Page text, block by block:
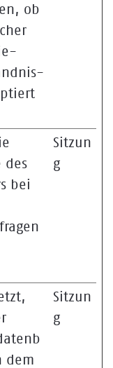
ob
des
bei
Sitzun
g
dem
Sitzun
g